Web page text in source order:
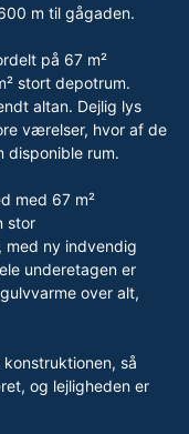
m til gågaden.
på 67 m²
stort depotrum.
altan. Dejlig lys
værelser, hvor af de
disponible rum.
med 67 m²
stor
med ny indvendig
underetagen er
over alt,
så
og lejligheden er